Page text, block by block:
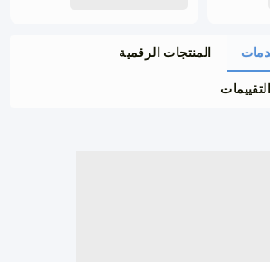
المنتجات الرقمية
التقييمات